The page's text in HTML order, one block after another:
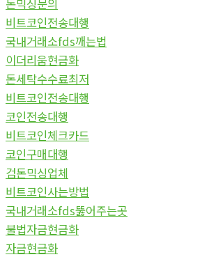
돈믹싱문의
비트코인전송대행
국내거래소fds깨는법
이더리움현금화
돈세탁수수료최저
비트코인전송대행
코인전송대행
비트코인체크카드
코인구매대행
검돈믹싱업체
비트코인사는방법
국내거래소fds뚫어주는곳
불법자금현금화
자금현금화